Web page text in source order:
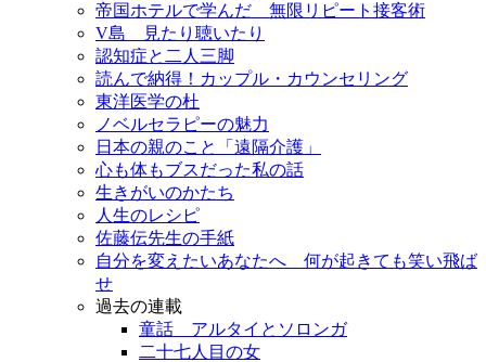
帝国ホテルで学んだ 無限リピート接客術
V島 見たり聴いたり
認知症と二人三脚
読んで納得！カップル・カウンセリング
東洋医学の杜
ノベルセラピーの魅力
日本の親のこと「遠隔介護」
心も体もブスだった私の話
生きがいのかたち
人生のレシピ
佐藤伝先生の手紙
自分を変えたいあなたへ 何が起きても笑い飛ば
せ
過去の連載
童話 アルタイとソロンガ
二十七人目の女